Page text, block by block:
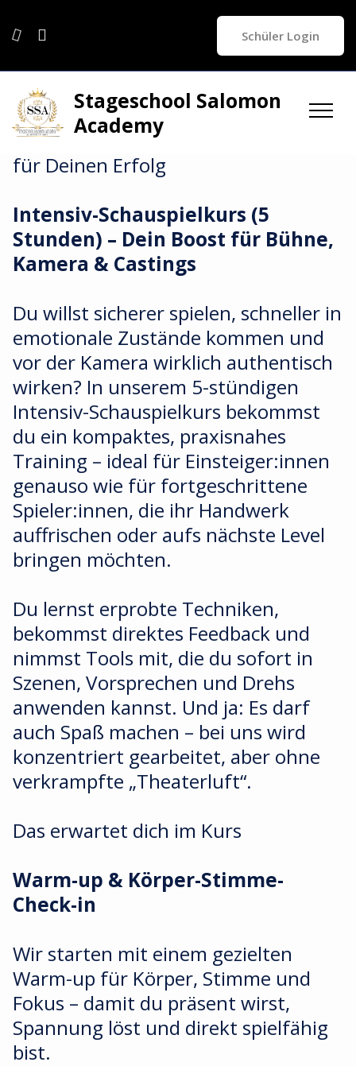
Schüler Login
Stageschool Salomon
Academy
Über uns
Intensiv-Schauspielkurs – Alles drin
für Deinen Erfolg
Intensiv-Schauspielkurs (5
Stunden) – Dein Boost für Bühne,
Kamera & Castings
Du willst sicherer spielen, schneller in
emotionale Zustände kommen und
vor der Kamera wirklich authentisch
wirken? In unserem 5-stündigen
Intensiv-Schauspielkurs bekommst
du ein kompaktes, praxisnahes
Training – ideal für Einsteiger:innen
genauso wie für fortgeschrittene
Spieler:innen, die ihr Handwerk
auffrischen oder aufs nächste Level
bringen möchten.
Du lernst erprobte Techniken,
bekommst direktes Feedback und
nimmst Tools mit, die du sofort in
Szenen, Vorsprechen und Drehs
anwenden kannst. Und ja: Es darf
auch Spaß machen – bei uns wird
konzentriert gearbeitet, aber ohne
verkrampfte „Theaterluft“.
Das erwartet dich im Kurs
Warm-up & Körper-Stimme-
Check-in
Wir starten mit einem gezielten
Warm-up für Körper, Stimme und
Fokus – damit du präsent wirst,
Spannung löst und direkt spielfähig
bist.